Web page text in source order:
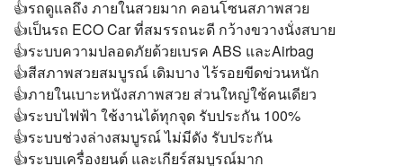
👍รถดูแลถึง ภายในสวยมาก คอนโซนสภาพสวย
👍เป็นรถ ECO Car ที่สมรรถนะดี กว้างขวางนั่งสบาย
👍ระบบความปลอดภัยด้วยเบรค ABS และAirbag
👍สีสภาพสวยสมบูรณ์ เดิมบาง ไร้รอยขีดข่วนหนัก
👍ภายในเบาะหนังสภาพสวย ส่วนใหญ่ใช้คนเดียว
👍ระบบไฟฟ้า ใช้งานได้ทุกจุด รับประกัน 100%
👍ระบบช่วงล่างสมบูรณ์ ไม่มีดัง รับประกัน
👍ระบบเครื่องยนต์ และเกียร์สมบูรณ์มาก